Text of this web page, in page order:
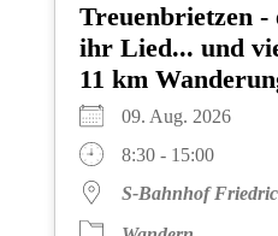
Treuenbrietzen -
ihr Lied... und
11 km
09. Aug. 2026
8:30 - 15:00
S-Bahnhof